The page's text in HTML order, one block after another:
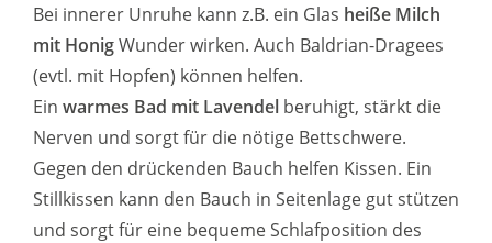
Bei innerer Unruhe kann z.B. ein Glas heiße Milch
mit HonigWunder wirken. Auch Baldrian-Dragees
(evtl. mit Hopfen) können helfen.
Ein warmes Bad mit Lavendel beruhigt, stärkt die
Nerven und sorgt für die nötige Bettschwere.
Gegen den drückenden Bauch helfen Kissen. Ein
Stillkissen kann den Bauch in Seitenlage gut stützen
und sorgt für eine bequeme Schlafposition des